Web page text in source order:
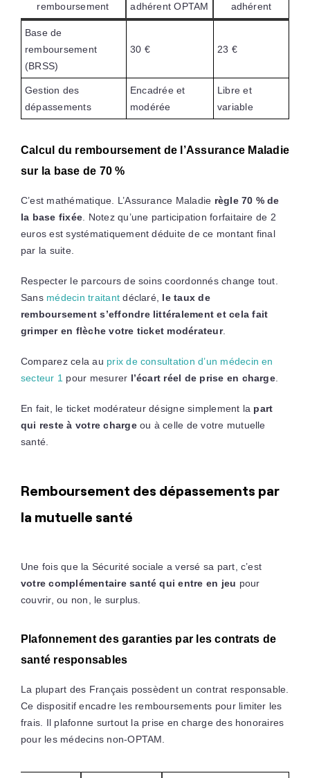
remboursement
adhérent OPTAM
adhérent
Base de
remboursement
(BRSS)
30 € 23 €
Gestion des
dépassements
Encadrée et
modérée
Libre et
variable
Calcul du remboursement de l’Assurance Maladie
sur la base de 70 %
C’est mathématique. L’Assurance Maladie règle 70 % de
la base fixée. Notez qu’une participation forfaitaire de 2
euros est systématiquement déduite de ce montant final
par la suite.
Respecter le parcours de soins coordonnés change tout.
Sans médecin traitant déclaré, le taux de
remboursement s’effondre littéralement et cela fait
grimper en flèche votre ticket modérateur.
Comparez cela au prix de consultation d’un médecin en
secteur 1 pour mesurer l’écart réel de prise en charge.
En fait, le ticket modérateur désigne simplement la part
qui reste à votre chargeou à celle de votre mutuelle
santé.
Remboursement des dépassements par
la mutuelle santé
Une fois que la Sécurité sociale a versé sa part, c’est
votre complémentaire santé qui entre en jeu pour
couvrir, ou non, le surplus.
Plafonnement des garanties par les contrats de
santé responsables
La plupart des Français possèdent un contrat responsable.
Ce dispositif encadre les remboursements pour limiter les
frais. Il plafonne surtout la prise en charge des honoraires
pour les médecins non-OPTAM.